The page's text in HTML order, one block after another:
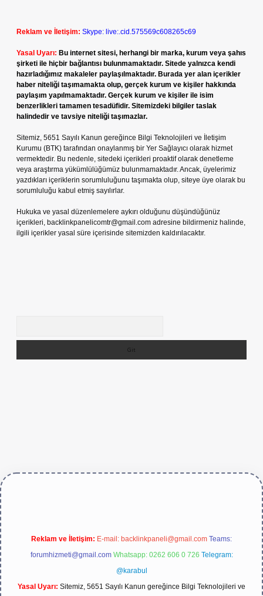
Reklam ve İletişim: Skype: live:.cid.575569c608265c69
Yasal Uyarı: Bu internet sitesi, herhangi bir marka, kurum veya şahıs
şirketi ile hiçbir bağlantısı bulunmamaktadır. Sitede yalnızca kendi
hazırladığımız makaleler paylaşılmaktadır. Burada yer alan içerikler
haber niteliği taşımamakta olup, gerçek kurum ve kişiler hakkında
paylaşım yapılmamaktadır. Gerçek kurum ve kişiler ile isim
benzerlikleri tamamen tesadüfidir. Sitemizdeki bilgiler taslak
halindedir ve tavsiye niteliği taşımazlar.
Sitemiz, 5651 Sayılı Kanun gereğince Bilgi Teknolojileri ve İletişim
Kurumu (BTK) tarafından onaylanmış bir Yer Sağlayıcı olarak hizmet
vermektedir. Bu nedenle, sitedeki içerikleri proaktif olarak denetleme
veya araştırma yükümlülüğümüz bulunmamaktadır. Ancak, üyelerimiz
yazdıkları içeriklerin sorumluluğunu taşımakta olup, siteye üye olarak bu
sorumluluğu kabul etmiş sayılırlar.
Hukuka ve yasal düzenlemelere aykırı olduğunu düşündüğünüz
içerikleri, backlinkpanelicomtr@gmail.com adresine bildirmeniz halinde,
ilgili içerikler yasal süre içerisinde sitemizden kaldırılacaktır.
Reklam ve İletişim: E-mail: backlinkpaneli@gmail.com Teams:
forumhizmeti@gmail.com Whatsapp: 0262 606 0 726 Telegram:
@karabul
Yasal Uyarı: Sitemiz, 5651 Sayılı Kanun gereğince Bilgi Teknolojileri ve